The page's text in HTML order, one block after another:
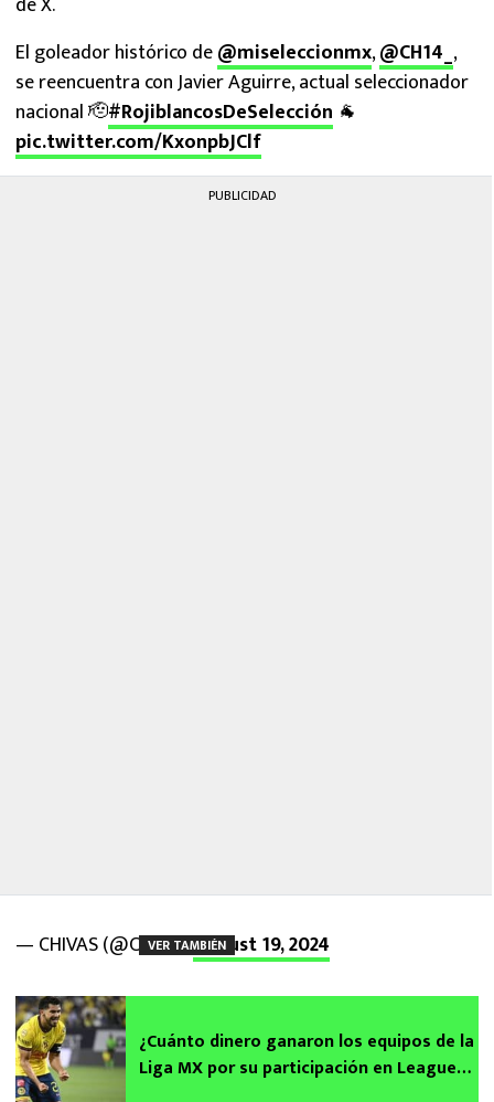
El goleador histórico de@miseleccionmx,@CH14_,
se reencuentra con Javier Aguirre, actual seleccionador
nacional 🫡#RojiblancosDeSelección 🐐
pic.twitter.com/KxonpbJClf
PUBLICIDAD
— CHIVAS (@Chivas)August 19, 2024
VER TAMBIÉN
¿Cuánto dinero ganaron los equipos de la
Liga MX por su participación en Leagues